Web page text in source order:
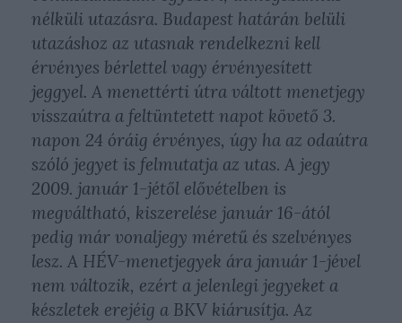
nélküli utazásra. Budapest határán belüli
utazáshoz az utasnak rendelkezni kell
érvényes bérlettel vagy érvényesített
jeggyel. A menettérti útra váltott menetjegy
visszaútra a feltüntetett napot követő 3.
napon 24 óráig érvényes, úgy ha az odaútra
szóló jegyet is felmutatja az utas. A jegy
2009. január 1-jétől elővételben is
megváltható, kiszerelése január 16-ától
pedig már vonaljegy méretű és szelvényes
lesz. A HÉV-menetjegyek ára január 1-jével
nem változik, ezért a jelenlegi jegyeket a
készletek erejéig a BKV kiárusítja. Az